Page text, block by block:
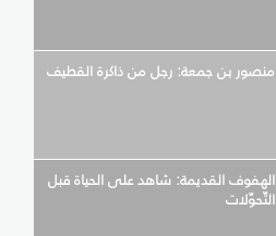
منصور بن جمعة: رجل من ذاكرة القطيف
الهفوف القديمة: شاهد على الحياة قبل
التّحوّلات